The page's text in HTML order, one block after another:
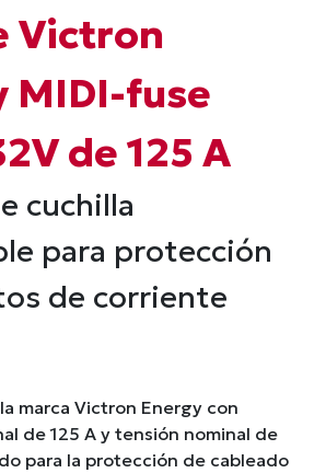
Victron
MIDI-fuse
de 125 A
cuchilla
para protección
de corriente
marca Victron Energy con
de 125 A y tensión nominal de
para la protección de cableado